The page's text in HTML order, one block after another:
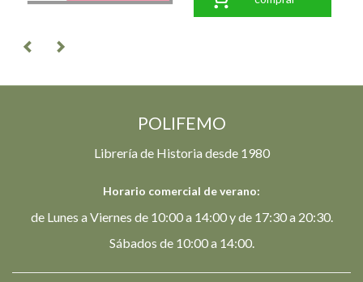
POLIFEMO
Librería de Historia desde 1980
Horario comercial de verano:
de Lunes a Viernes de 10:00 a 14:00 y de 17:30 a 20:30.
Sábados de 10:00 a 14:00.